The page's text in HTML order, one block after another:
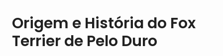
Origem e História do Fox
Terrier de Pelo Duro